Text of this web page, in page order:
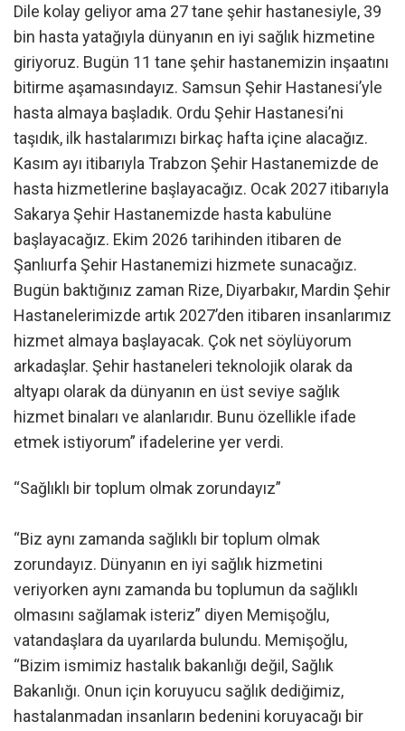
Dile kolay geliyor ama 27 tane şehir hastanesiyle, 39
bin hasta yatağıyla dünyanın en iyi sağlık hizmetine
giriyoruz. Bugün 11 tane şehir hastanemizin inşaatını
bitirme aşamasındayız. Samsun Şehir Hastanesi’yle
hasta almaya başladık. Ordu Şehir Hastanesi’ni
taşıdık, ilk hastalarımızı birkaç hafta içine alacağız.
Kasım ayı itibarıyla Trabzon Şehir Hastanemizde de
hasta hizmetlerine başlayacağız. Ocak 2027 itibarıyla
Sakarya Şehir Hastanemizde hasta kabulüne
başlayacağız. Ekim 2026 tarihinden itibaren de
Şanlıurfa Şehir Hastanemizi hizmete sunacağız.
Bugün baktığınız zaman Rize, Diyarbakır, Mardin Şehir
Hastanelerimizde artık 2027’den itibaren insanlarımız
hizmet almaya başlayacak. Çok net söylüyorum
arkadaşlar. Şehir hastaneleri teknolojik olarak da
altyapı olarak da dünyanın en üst seviye sağlık
hizmet binaları ve alanlarıdır. Bunu özellikle ifade
etmek istiyorum” ifadelerine yer verdi.
“Sağlıklı bir toplum olmak zorundayız”
“Biz aynı zamanda sağlıklı bir toplum olmak
zorundayız. Dünyanın en iyi sağlık hizmetini
veriyorken aynı zamanda bu toplumun da sağlıklı
olmasını sağlamak isteriz” diyen Memişoğlu,
vatandaşlara da uyarılarda bulundu. Memişoğlu,
“Bizim ismimiz hastalık bakanlığı değil, Sağlık
Bakanlığı. Onun için koruyucu sağlık dediğimiz,
hastalanmadan insanların bedenini koruyacağı bir